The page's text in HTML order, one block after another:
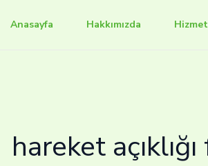
Anasayfa Hakkımızda
hareket